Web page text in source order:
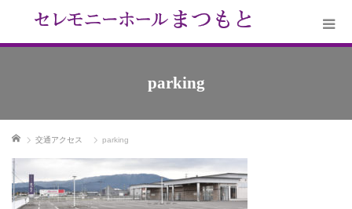
parking
ホーム 交通アクセス parking